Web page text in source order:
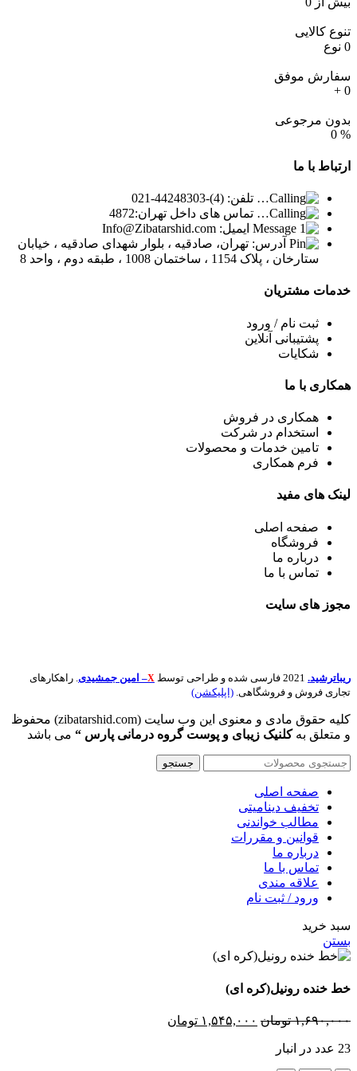
تنوع کالایی
0 نوع
سفارش موفق
0
+
بدون مرجوعی
%
0
ارتباط با ما
تلفن: (4)-44248303-021
تماس های داخل تهران:4872
ایمیل: Info@Zibatarshid.com
آدرس: تهران، صادقیه ، بلوار شهدای صادقیه ، خیابان
ستارخان ، پلاک 1154 ، ساختمان 1008 ، طبقه دوم ، واحد 8
خدمات مشتریان
ثبت نام / ورود
پشتیبانی آنلاین
شکایات
همکاری با ما
همکاری در فروش
استخدام در شرکت
تامین خدمات و محصولات
فرم همکاری
لینک های مفید
صفحه اصلی
فروشگاه
درباره ما
تماس با ما
مجوز های سایت
ریباترشید. 2021 فارسی شده و طراحی توسط X– امین جمشیدی. راهکارهای
تجاری فروش و فروشگاهی. (اپلیکشن)
کلیه حقوق مادی و معنوی این وب سایت (zibatarshid.com) محفوظ
و متعلق بهکلنیک زیبای و پوست گروه درمانی پارس “ می باشد
جستجو
صفحه اصلی
تخفیف دینامیتی
مطالب خواندنی
قوانین و مقررات
درباره ما
تماس با ما
علاقه مندی
ورود / ثبت نام
سبد خرید
بستن
خط خنده رونیل(کره ای)
۱,۶۹۰,۰۰۰ تومان قیمت
۱,۵۴۵,۰۰۰ تومان
23 عدد در انبار